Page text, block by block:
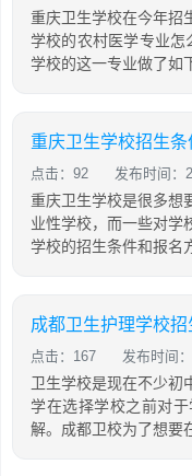
重庆卫生学校在今年招
学校的农村医学专业
学校的这一专业做了如
重庆卫生学校招生
点击：92 发布时间：
重庆卫生学校是很多想
业性学校，而一些对学
学校的招生条件和报名
成都卫生护理学校招
点击：167 发布时间
卫生学校是现在不少初
学在选择学校之前对
解。成都卫校为了想要